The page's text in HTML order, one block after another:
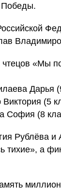
Победы.
чтецов «Мы
Дарья
(5
София (8
Рублёва
тихие», а